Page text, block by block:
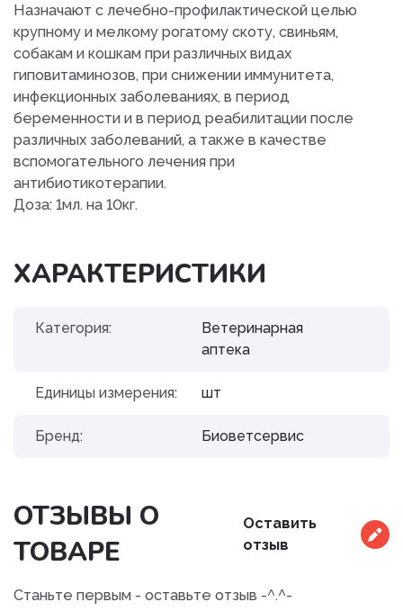
Назначают с лечебно-профилактической целью
крупному и мелкому рогатому скоту, свиньям,
собакам и кошкам при различных видах
гиповитаминозов, при снижении иммунитета,
инфекционных заболеваниях, в период
беременности и в период реабилитации после
различных заболеваний, а также в качестве
вспомогательного лечения при
антибиотикотерапии.
Доза: 1мл. на 10кг.
ХАРАКТЕРИСТИКИ
Категория:
Ветеринарная
аптека
Единицы измерения: шт
Бренд: Биоветсервис
ОТЗЫВЫ О
ТОВАРЕ
Оставить
отзыв
Станьте первым - оставьте отзыв -^.^-